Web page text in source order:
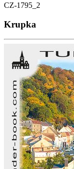
CZ-1795_2
Krupka